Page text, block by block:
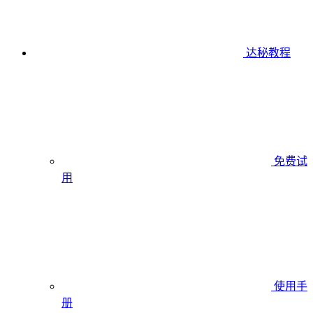
达秘教程
免费试
用
使用手
册